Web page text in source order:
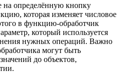
на определённую кнопку
которая изменяет числовое
в функцию-обработчик
который используется
нужных операций. Важно
могут быть
до объектов,